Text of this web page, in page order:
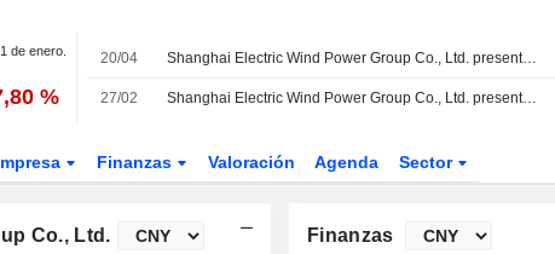
de enero.
%
20/04 Shanghai Electric Wind Power Group Co., Ltd. presenta sus resultados financieros del primer trimestre finalizado el 31 de marzo de 2026
27/02 Shanghai Electric Wind Power Group Co., Ltd. presenta resultados financieros para el ejercicio completo finalizado el 31 de diciembre de 2025
Finanzas Valoración Agenda Sector
Co., Ltd. Finanzas